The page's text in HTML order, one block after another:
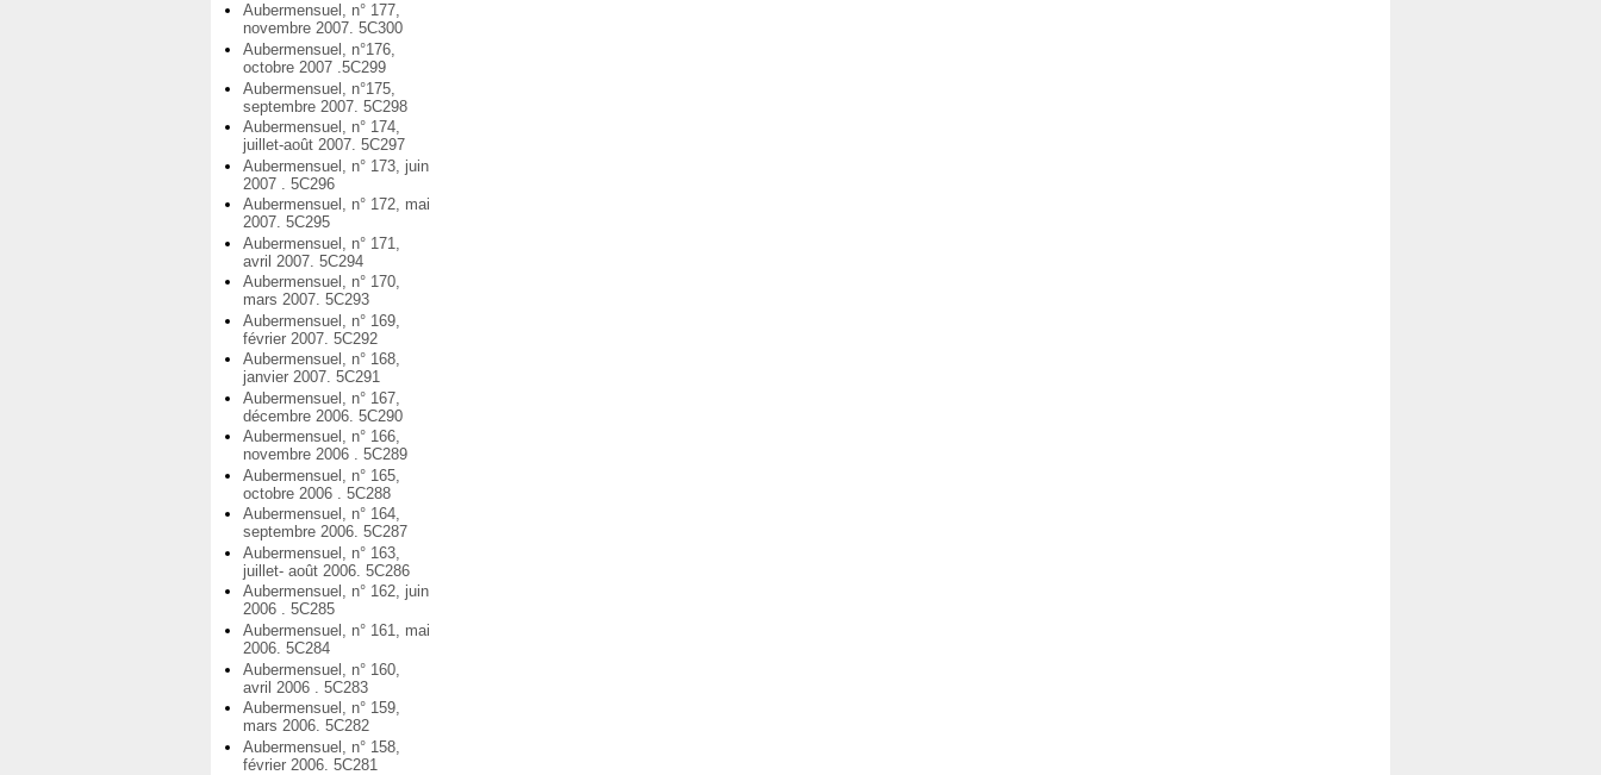
Aubermensuel, n° 177,
novembre 2007. 5C300
Aubermensuel, n°176,
octobre 2007 .5C299
Aubermensuel, n°175,
septembre 2007. 5C298
Aubermensuel, n° 174,
juillet-août 2007. 5C297
Aubermensuel, n° 173, juin
2007 . 5C296
Aubermensuel, n° 172, mai
2007. 5C295
Aubermensuel, n° 171,
avril 2007. 5C294
Aubermensuel, n° 170,
mars 2007. 5C293
Aubermensuel, n° 169,
février 2007. 5C292
Aubermensuel, n° 168,
janvier 2007. 5C291
Aubermensuel, n° 167,
décembre 2006. 5C290
Aubermensuel, n° 166,
novembre 2006 . 5C289
Aubermensuel, n° 165,
octobre 2006 . 5C288
Aubermensuel, n° 164,
septembre 2006. 5C287
Aubermensuel, n° 163,
juillet- août 2006. 5C286
Aubermensuel, n° 162, juin
2006 . 5C285
Aubermensuel, n° 161, mai
2006. 5C284
Aubermensuel, n° 160,
avril 2006 . 5C283
Aubermensuel, n° 159,
mars 2006. 5C282
Aubermensuel, n° 158,
février 2006. 5C281